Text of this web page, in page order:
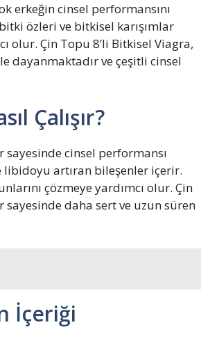
erkeğin cinsel performansını
özleri ve bitkisel karışımlar
olur. Çin Topu 8’li Bitkisel Viagra,
dayanmaktadır ve çeşitli cinsel
Çalışır?
sayesinde cinsel performansı
libidoyu artıran bileşenler içerir.
çözmeye yardımcı olur. Çin
daha sert ve uzun süren
İçeriği